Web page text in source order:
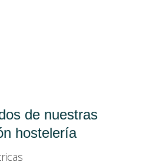
de nuestras
hostelería